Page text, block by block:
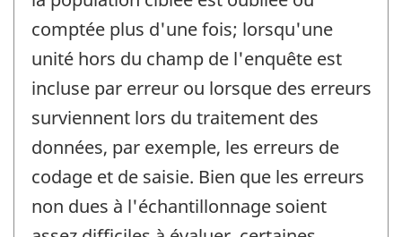
comptée plus d'une fois; lorsqu'une
unité hors du champ de l'enquête est
incluse par erreur ou lorsque des erreurs
surviennent lors du traitement des
données, par exemple, les erreurs de
codage et de saisie. Bien que les erreurs
non dues à l'échantillonnage soient